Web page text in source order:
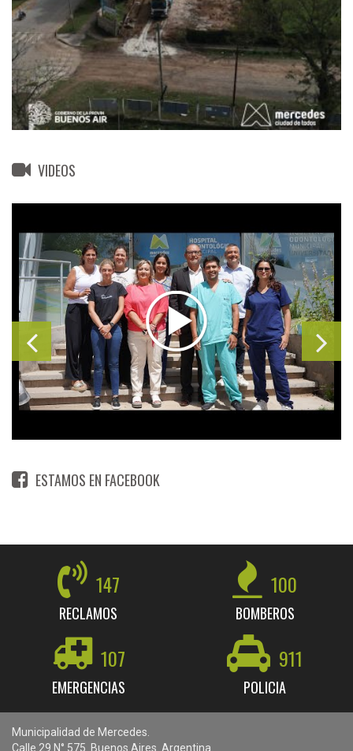
VIDEOS
ESTAMOS EN FACEBOOK
147
RECLAMOS
100
BOMBEROS
107
EMERGENCIAS
911
POLICIA
Municipalidad de Mercedes.
Calle 29 N° 575. Buenos Aires. Argentina.